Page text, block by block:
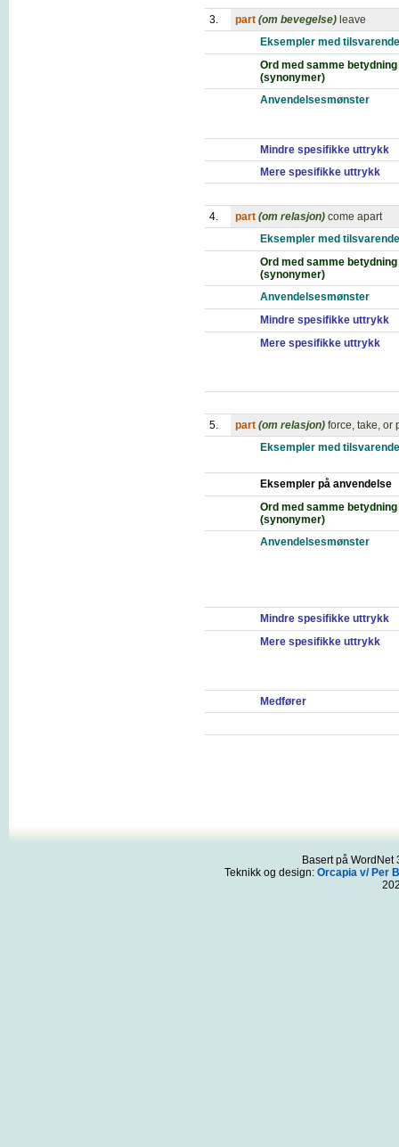
3. part (om bevegelse) leave
Eksempler med
Ord med samme betydning
(synonymer)
Anvendelsesmønster
Mindre spesifikke uttrykk
Mere spesifikke uttrykk
4. part (om relasjon) come apart
Eksempler med
Ord med samme betydning
(synonymer)
Anvendelsesmønster
Mindre spesifikke uttrykk
Mere spesifikke uttrykk
5. part (om relasjon) force, take, or
Eksempler med
Eksempler på anvendelse
Ord med samme betydning
(synonymer)
Anvendelsesmønster
Mindre spesifikke uttrykk
Mere spesifikke uttrykk
Medfører
Basert på
Teknikk og design: Orcapia v/ Per